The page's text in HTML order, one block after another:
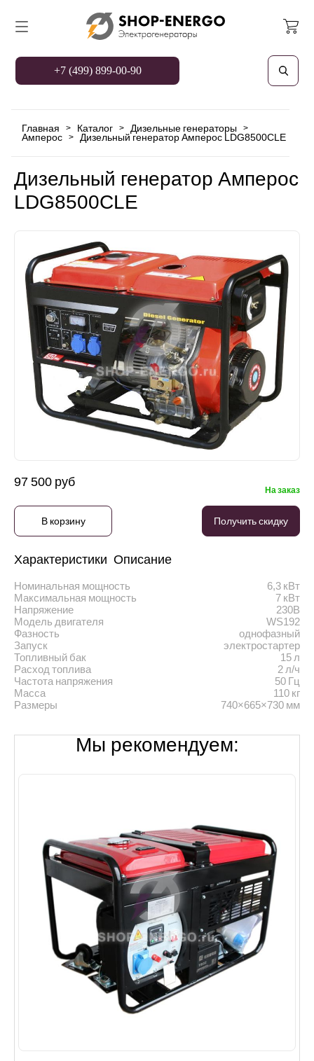
+7 (499) 899-00-90
Главная > Каталог > Дизельные генераторы >
Амперос > Дизельный генератор Амперос LDG8500CLE
Дизельный генератор Амперос
LDG8500CLE
97 500 руб
На заказ
В корзину Получить скидку
Характеристики Описание
Номинальная мощность
6,3 кВт
Максимальная мощность
7 кВт
Напряжение
230В
Модель двигателя
WS192
Фазность
однофазный
Запуск
электростартер
Топливный бак
15 л
Расход топлива
2 л/ч
Частота напряжения
50 Гц
Масса
110 кг
Размеры
740×665×730 мм
Мы рекомендуем: